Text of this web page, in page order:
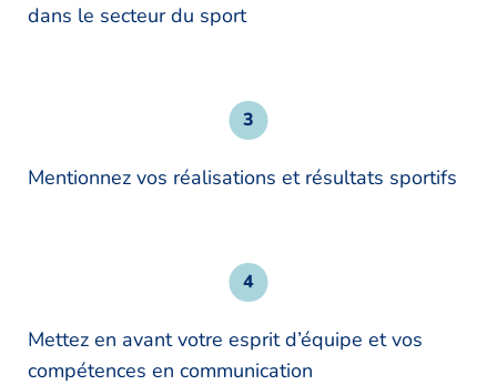
dans le secteur du sport
Mentionnez vos réalisations et résultats sportifs
Mettez en avant votre esprit d’équipe et vos
compétences en communication